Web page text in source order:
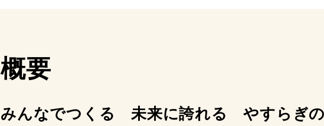
概要
みんなでつくる 未来に誇れる やすらぎ